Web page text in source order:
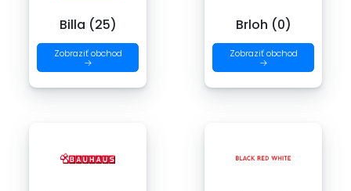
Billa (25)
Zobraziť obchod
→
Brloh (0)
Zobraziť obchod
→